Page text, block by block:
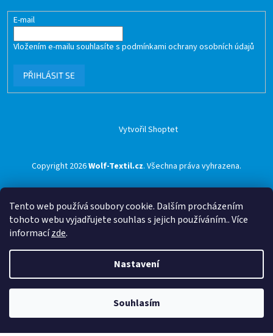
Tento web používá soubory cookie. Dalším procházením
tohoto webu vyjadřujete souhlas s jejich používáním.. Více
informacízde.
Nastavení
Souhlasím
E-mail
Vložením e-mailu souhlasíte s podmínkami ochrany osobních údajů
PŘIHLÁSIT SE
Vytvořil Shoptet
Copyright 2026Wolf-Textil.cz. Všechna práva vyhrazena.